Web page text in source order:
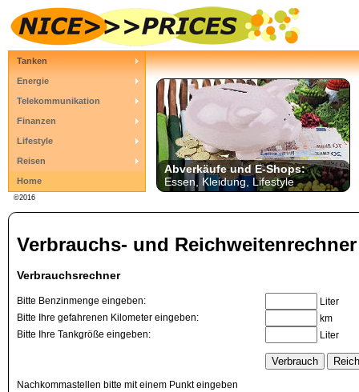
Tanken
Energie
Telekommunikation
Finanzen
Lifestyle
Reisen
Home
©2016
Abverkäufe und E-Shops:
Essen, Kleidung, Lifestyle
Verbrauchs- und Reichweitenrechner
Verbrauchsrechner
Bitte Benzinmenge eingeben:
Bitte Ihre gefahrenen Kilometer eingeben:
Bitte Ihre Tankgröße eingeben:
Liter
km
Liter
Nachkommastellen bitte mit einem Punkt eingeben